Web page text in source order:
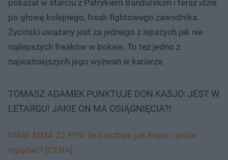
pokazał w starciu z Patrykiem Bandurskim i teraz idzie
po głowę kolejnego, freak-fightowego zawodnika.
Życiński uważany jest za jednego z lepszych jak nie
najlepszych freaków w boksie. To też jedno z
najważniejszych jego wyzwań w karierze.
TOMASZ ADAMEK PUNKTUJE DON KASJO: JEST W
LETARGU! JAKIE ON MA OSIĄGNIĘCIA?!
FAME MMA 22 PPV. Ile kosztuje, jak kupić i gdzie
oglądać? [CENA]